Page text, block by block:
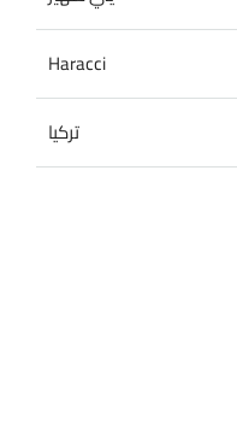
Haracci
تركيا